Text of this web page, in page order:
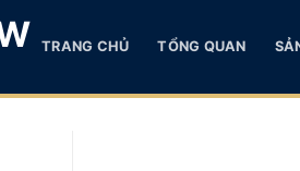
TRANG CHỦ TỔNG QUAN